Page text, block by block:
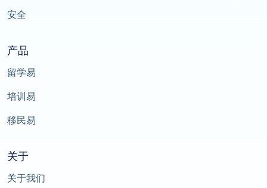
安全
产品
留学易
培训易
移民易
关于
关于我们